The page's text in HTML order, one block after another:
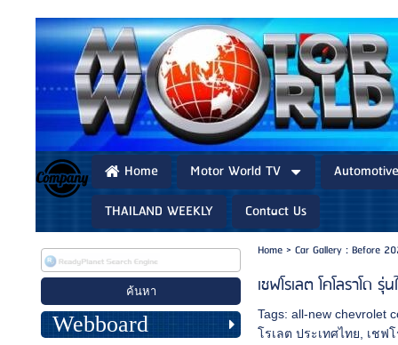
Home Motor World TV
THAILAND WEEKLY
Contact Us
Webboard
Home> Car Gallery : Before
เชฟโรเลต โคโลราโด
Tags:all-new chevrolet
โรเลต ประเทศไทย
เชฟ